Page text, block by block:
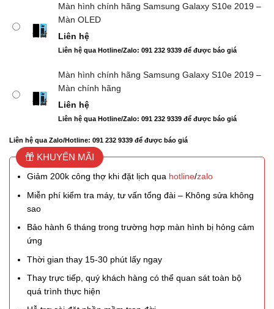
Màn hình chính hãng Samsung Galaxy S10e 2019 –
Màn OLED
Liên hệ
Liên hệ qua Hotline/Zalo: 091 232 9339 để được báo giá
Màn hình chính hãng Samsung Galaxy S10e 2019 –
Màn chính hãng
Liên hệ
Liên hệ qua Hotline/Zalo: 091 232 9339 để được báo giá
Liên hệ qua Zalo/Hotline: 091 232 9339 để được báo giá
KHUYẾN MÃI
Giảm 200k công thợ khi đặt lịch qua hotline/zalo
Miễn phí kiểm tra máy, tư vấn tổng đài – Không sửa không
sao
Bảo hành 6 tháng trong trường hợp màn hình bị hỏng cảm
ứng
Thời gian thay 15-30 phút lấy ngay
Thay trực tiếp, quý khách hàng có thể quan sát toàn bộ
quá trình thực hiện